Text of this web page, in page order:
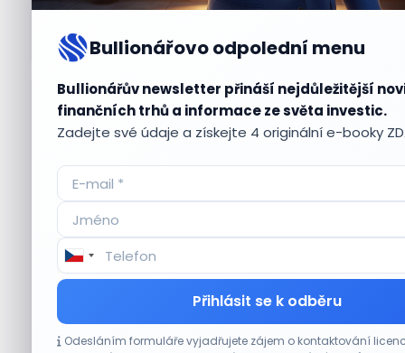
Bullionářovo odpolední menu
Bullionářův newsletter přináší nejdůležitější
finančních trhů a informace ze světa investic.
Zadejte své údaje a získejte 4 originální e-booky
Přihlásit se k odběru
Odesláním formuláře vyjadřujete zájem o kontaktování
Aktuálnípříležitosti
Asijské technologie oslabily, SK Hynix se